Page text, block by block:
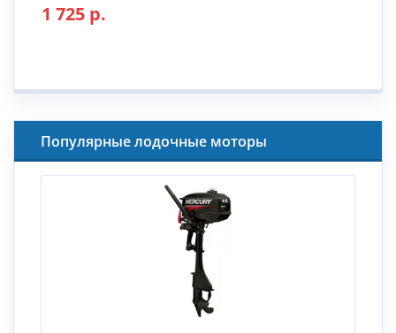
1 725 р.
Популярные лодочные моторы